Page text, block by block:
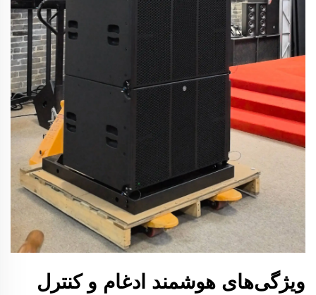
ویژگی‌های هوشمند ادغام و کنترل